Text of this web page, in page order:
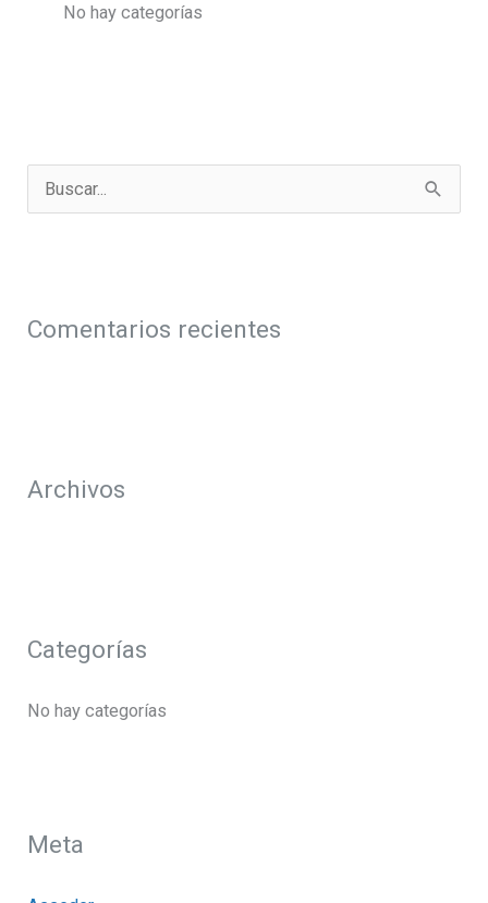
No hay categorías
u
a
:
Comentarios recientes
Archivos
Categorías
No hay categorías
Meta